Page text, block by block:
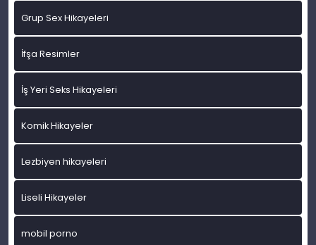
Grup Sex Hikayeleri
İfşa Resimler
İş Yeri Seks Hikayeleri
Komik Hikayeler
Lezbiyen hikayeleri
Liseli Hikayeler
mobil porno